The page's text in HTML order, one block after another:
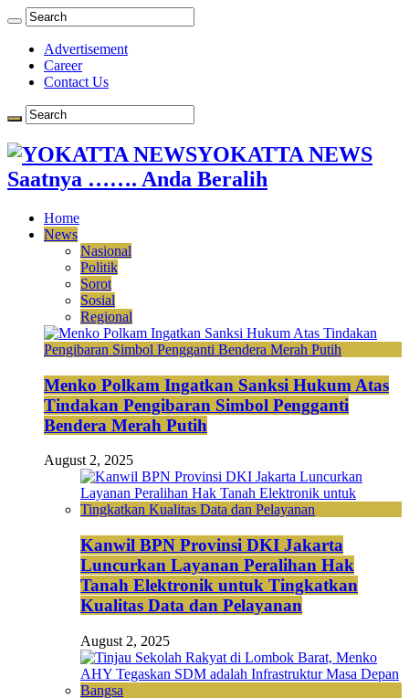
Advertisement
Career
Contact Us
YOKATTA NEWS
Saatnya ……. Anda Beralih
Home
News
Nasional
Politik
Sorot
Sosial
Regional
Menko Polkam Ingatkan Sanksi Hukum Atas
Tindakan Pengibaran Simbol Pengganti
Bendera Merah Putih
August 2, 2025
Kanwil BPN Provinsi DKI Jakarta
Luncurkan Layanan Peralihan Hak
Tanah Elektronik untuk Tingkatkan
Kualitas Data dan Pelayanan
August 2, 2025